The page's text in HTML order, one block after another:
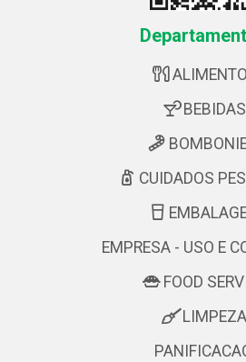
BEBIDAS
CUIDADOS
EMPRESA - USO E
FOOD
LIMPEZA